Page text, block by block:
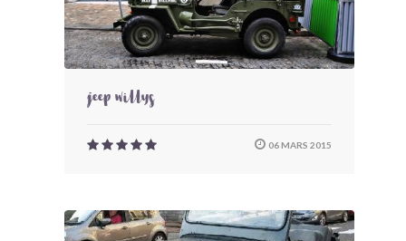
jeep willys
06 MARS 2015